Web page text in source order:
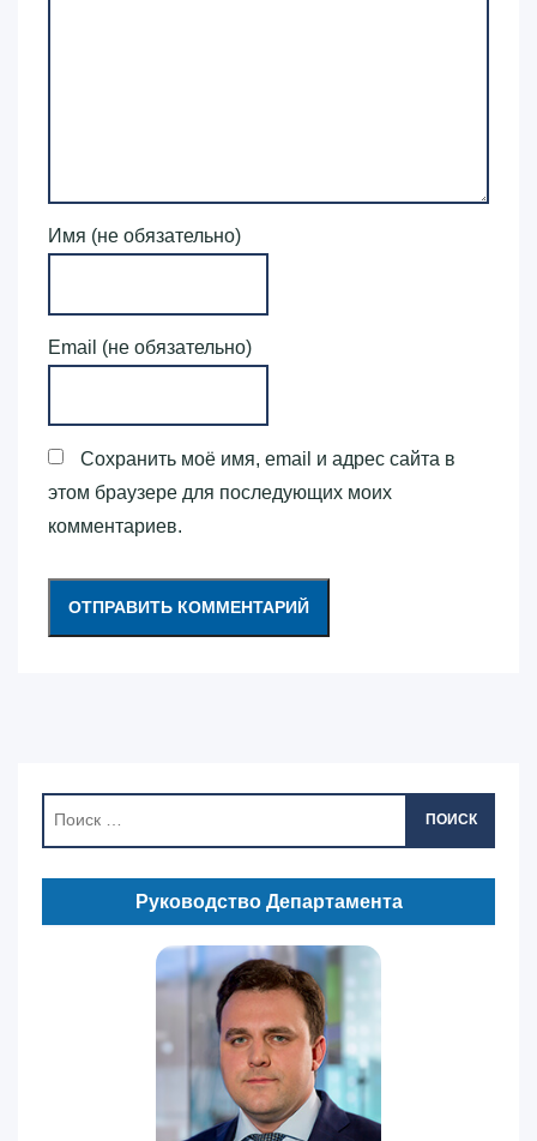
Имя (не обязательно)
Email (не обязательно)
Сохранить моё имя, email и адрес сайта в
этом браузере для последующих моих
комментариев.
ПОИСК
Руководство Департамента